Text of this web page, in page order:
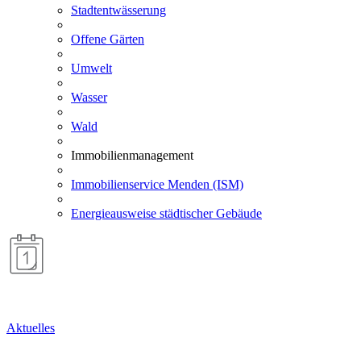
Stadtentwässerung
Offene Gärten
Umwelt
Wasser
Wald
Immobilienmanagement
Immobilienservice Menden (ISM)
Energieausweise städtischer Gebäude
Aktuelles